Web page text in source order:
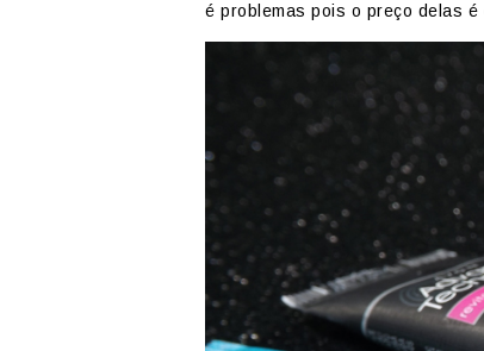
é problemas pois o preço delas